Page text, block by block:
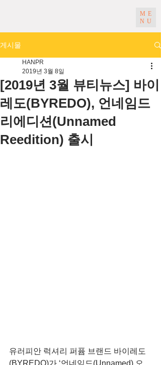
ME
NU
게시물
[2019년 3월 뷰티뉴스] 바이
레도(BYREDO), 언네임드
리에디션(Unnamed
Reedition) 출시
HANPR
2019년 3월 8일
유러피안 럭셔리 퍼퓸 브랜드 바이레도